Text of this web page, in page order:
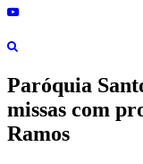
Paróquia
missas com
Ramos